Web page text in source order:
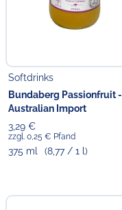
Softdrinks
Bundaberg Passionfruit -
Australian Import
3,29 €
zzgl. 0,25 € Pfand
375 ml (8,77 / 1 l)